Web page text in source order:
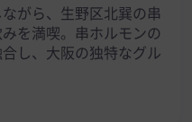
がら、生野区北巽の串
を満喫。串ホルモンの
し、大阪の独特なグル